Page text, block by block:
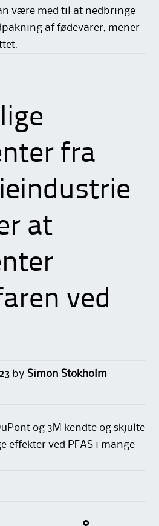
være med til at nedbringe
af fødevarer, mener
fra
at
ved
bySimon Stokholm
og 3M kendte og skjulte
effekter ved PFAS i mange